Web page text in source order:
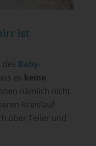
ist
des Baby-
es keine
nämlich nicht
Kreislauf
über Teller und